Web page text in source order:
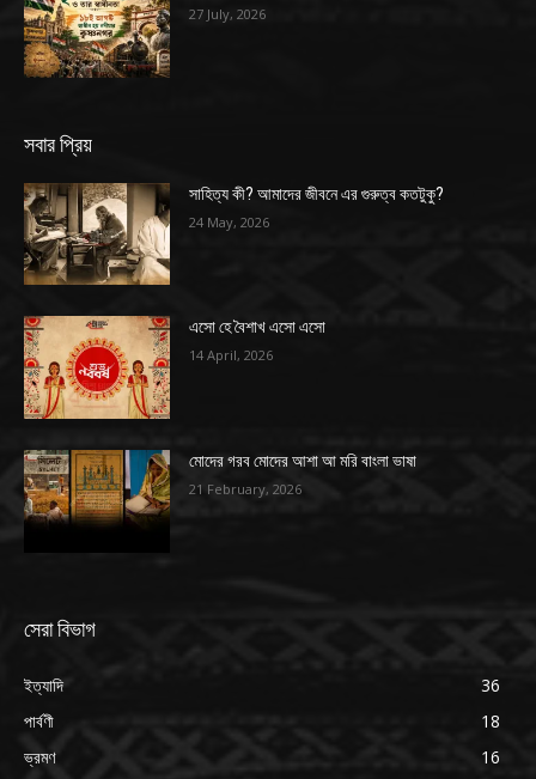
27 July, 2026
সবার প্রিয়
সাহিত্য কী? আমাদের জীবনে এর গুরুত্ব কতটুকু?
24 May, 2026
এসো হে বৈশাখ এসো এসো
14 April, 2026
মোদের গরব মোদের আশা আ মরি বাংলা ভাষা
21 February, 2026
সেরা বিভাগ
ইত্যাদি
36
পার্বণী
18
ভ্রমণ
16